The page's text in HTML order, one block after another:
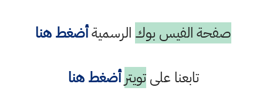
صفحة الفيس بوك الرسميةأضغط هنا
تابعنا علىتويتر أضغط هنا